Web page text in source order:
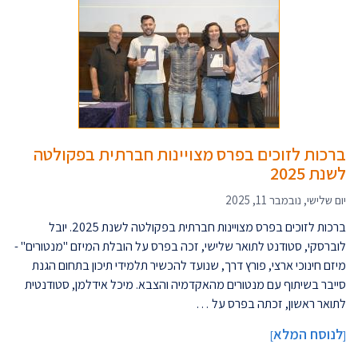
ברכות לזוכים בפרס מצויינות חברתית בפקולטה
לשנת 2025
יום שלישי, נובמבר 11, 2025
ברכות לזוכים בפרס מצויינות חברתית בפקולטה לשנת 2025. יובל
לוברסקי, סטודנט לתואר שלישי, זכה בפרס על הובלת המיזם "מנטורים" -
מיזם חינוכי ארצי, פורץ דרך, שנועד להכשיר תלמידי תיכון בתחום הגנת
סייבר בשיתוף עם מנטורים מהאקדמיה והצבא. מיכל אידלמן, סטודנטית
לתואר ראשון, זכתה בפרס על …
[לנוסח המלא]